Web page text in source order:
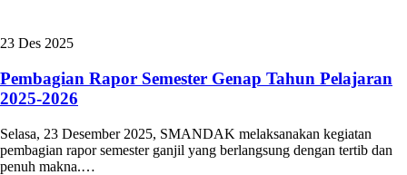
23 Des 2025
Pembagian Rapor Semester Genap Tahun Pelajaran
2025-2026
Selasa, 23 Desember 2025, SMANDAK melaksanakan kegiatan
pembagian rapor semester ganjil yang berlangsung dengan tertib dan
penuh makna.…